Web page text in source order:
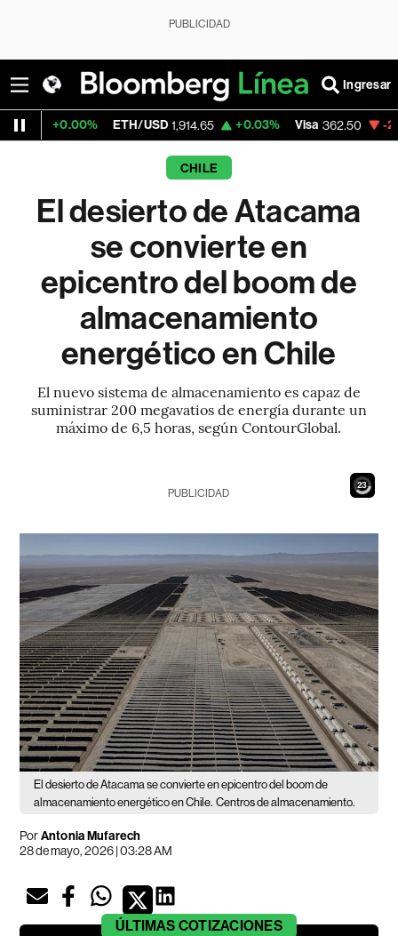
PUBLICIDAD
Ingresar
ETH/USD 1,914.65 +0.03% Visa 362.50 -2.15%
CHILE
El desierto de Atacama
se convierte en
epicentro del boom de
almacenamiento
energético en Chile
El nuevo sistema de almacenamiento es capaz de
suministrar 200 megavatios de energía durante un
máximo de 6,5 horas, según ContourGlobal.
21
PUBLICIDAD
El desierto de Atacama se convierte en epicentro del boom de
almacenamiento energético en Chile. Centros de almacenamiento.
PorAntonia Mufarech
28 de mayo, 2026 | 03:28 AM
ÚLTIMAS COTIZACIONES